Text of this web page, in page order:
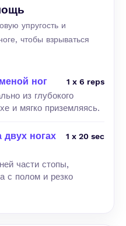
упругость и
чтобы взрываться
ног 1 x 6 reps
из глубокого
и мягко приземляясь.
ногах
1 x 20 sec
части стопы,
с полом и резко